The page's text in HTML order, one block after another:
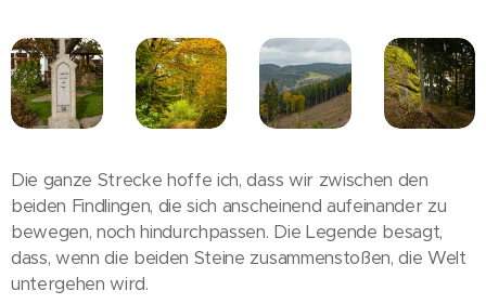
Die ganze Strecke hoffe ich, dass wir zwischen den
beiden Findlingen, die sich anscheinend aufeinander zu
bewegen, noch hindurchpassen. Die Legende besagt,
dass, wenn die beiden Steine zusammenstoßen, die Welt
untergehen wird.